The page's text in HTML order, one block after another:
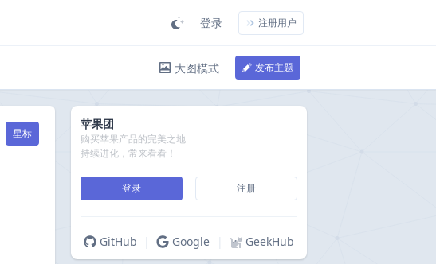
登录 注册用户
大图模式 发布主题
星标
苹果团
购买苹果产品的完美之地
持续进化，常来看看！
登录 注册
GitHub Google GeekHub